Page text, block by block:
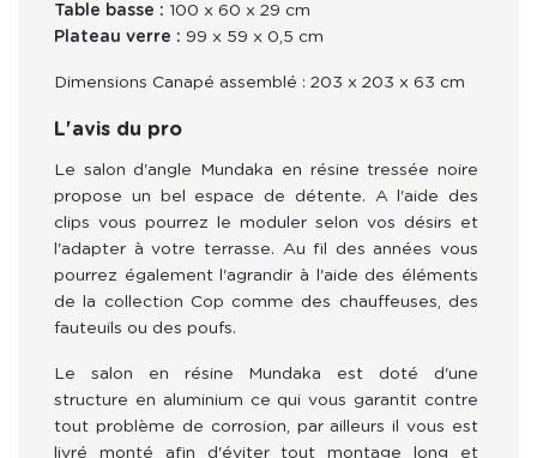
Table basse : 100 x 60 x 29 cm
Plateau verre : 99 x 59 x 0,5 cm
Dimensions Canapé assemblé : 203 x 203 x 63 cm
L'avis du pro
Le salon d'angle Mundaka en résine tressée noire
propose un bel espace de détente. A l'aide des
clips vous pourrez le moduler selon vos désirs et
l'adapter à votre terrasse. Au fil des années vous
pourrez également l'agrandir à l'aide des éléments
de la collection Cop comme des chauffeuses, des
fauteuils ou des poufs.
Le salon en résine Mundaka est doté d'une
structure en aluminium ce qui vous garantit contre
tout problème de corrosion, par ailleurs il vous est
livré monté afin d'éviter tout montage long et